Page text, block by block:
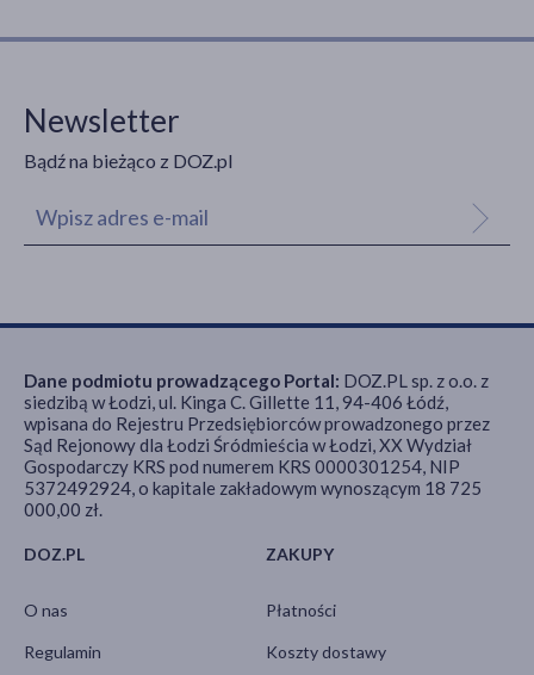
Newsletter
Bądź na bieżąco z DOZ.pl
DOZ.PL
O nas
Regulamin
ZAKUPY
Płatności
Koszty dostawy
Dane podmiotu prowadzącego Portal: DOZ.PL sp. z o.o. z
siedzibą w Łodzi, ul. Kinga C. Gillette 11, 94-406 Łódź,
wpisana do Rejestru Przedsiębiorców prowadzonego przez
Sąd Rejonowy dla Łodzi Śródmieścia w Łodzi, XX Wydział
Gospodarczy KRS pod numerem KRS 0000301254, NIP
5372492924, o kapitale zakładowym wynoszącym 18 725
000,00 zł.